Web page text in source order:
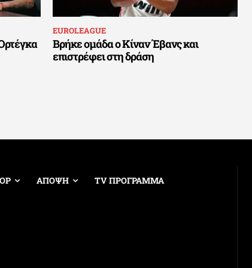
EUROLEAGUE
Βρήκε ομάδα ο Κίναν Έβανς και
επιστρέφει στη δράση
ΑΠΟΨΗ TV ΠΡΟΓΡΑΜΜΑ